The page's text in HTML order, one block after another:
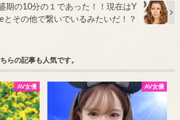
期の10分の１であった！！現在はY
とその他で繋いでいるみたいだ！？
らの記事も人気です。
AV女優 AV女優